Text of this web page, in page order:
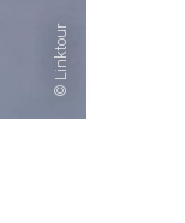
Linktour